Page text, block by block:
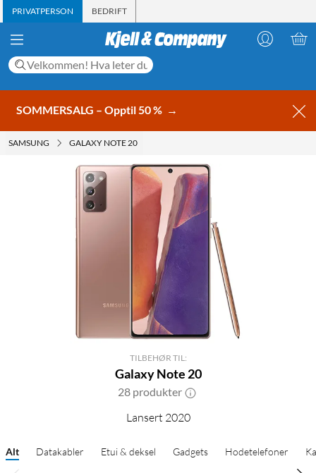
PRIVATPERSON BEDRIFT
SOMMERSALG – Opptil 50 % →
SAMSUNG GALAXY NOTE 20
TILBEHØR TIL:
Galaxy Note 20
28 produkter
Lansert 2020
Alt Datakabler Etui & deksel Gadgets Hodetelefoner